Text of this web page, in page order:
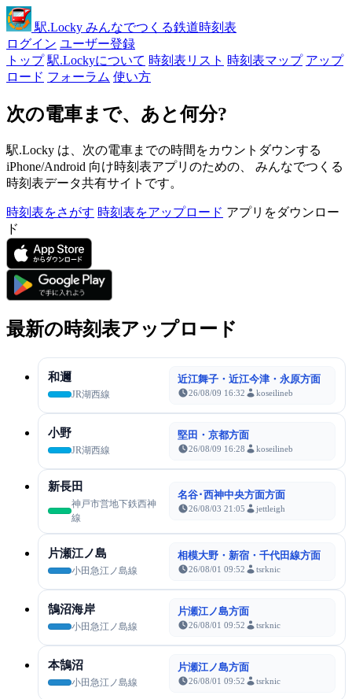
駅.Locky みんなでつくる鉄道時刻表
ログイン ユーザー登録
トップ 駅.Lockyについて 時刻表リスト 時刻表マップ アップ
ロード フォーラム 使い方
次の電車まで、あと何分?
駅.Locky は、次の電車までの時間をカウントダウンする
iPhone/Android 向け時刻表アプリのための、 みんなでつくる
時刻表データ共有サイトです。
時刻表をさがす 時刻表をアップロード アプリをダウンロー
ド
最新の時刻表アップロード
和邇
JR湖西線
近江舞子・近江今津・永原方面
26/08/09 16:32 koseilineb
小野
JR湖西線
堅田・京都方面
26/08/09 16:28 koseilineb
新長田
神戸市営地下鉄西神
線
名谷･西神中央方面方面
26/08/03 21:05 jettleigh
片瀬江ノ島
小田急江ノ島線
相模大野・新宿・千代田線方面
26/08/01 09:52 tsrknic
鵠沼海岸
小田急江ノ島線
片瀬江ノ島方面
26/08/01 09:52 tsrknic
本鵠沼
小田急江ノ島線
片瀬江ノ島方面
26/08/01 09:52 tsrknic